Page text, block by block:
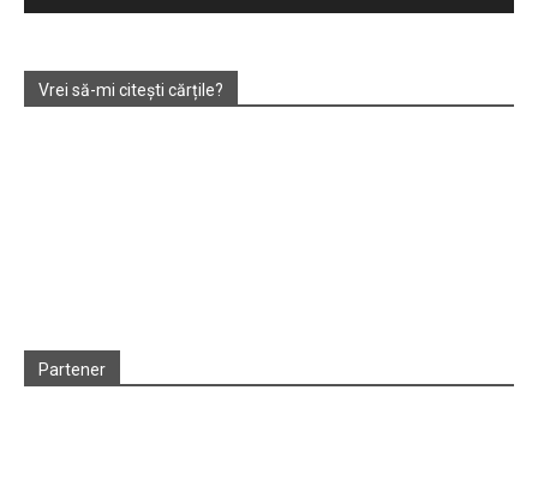
Vrei să-mi citești cărțile?
Partener